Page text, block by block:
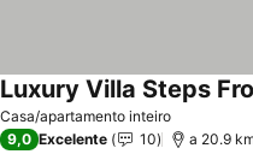
Casa/apartamento inteiro
Ver preços
9,0 Excelente 10 a 20.9